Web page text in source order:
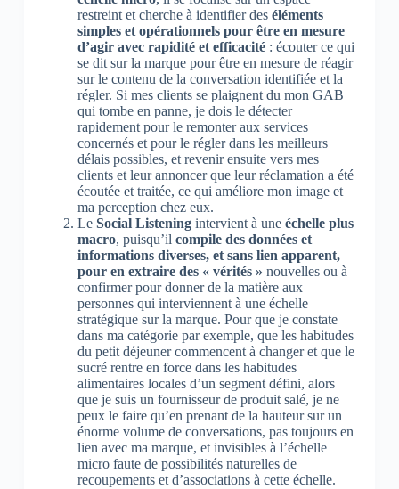
restreint et cherche à identifier des éléments
simples et opérationnels pour être en mesure
d’agir avec rapidité et efficacité: écouter ce qui
se dit sur la marque pour être en mesure de réagir
sur le contenu de la conversation identifiée et la
régler. Si mes clients se plaignent du mon GAB
qui tombe en panne, je dois le détecter
rapidement pour le remonter aux services
concernés et pour le régler dans les meilleurs
délais possibles, et revenir ensuite vers mes
clients et leur annoncer que leur réclamation a été
écoutée et traitée, ce qui améliore mon image et
ma perception chez eux.
Le Social Listeningintervient à une échelle plus
macro, puisqu’il compile des données et
informations diverses, et sans lien apparent,
pour en extraire des « vérités » nouvelles ou à
confirmer pour donner de la matière aux
personnes qui interviennent à une échelle
stratégique sur la marque. Pour que je constate
dans ma catégorie par exemple, que les habitudes
du petit déjeuner commencent à changer et que le
sucré rentre en force dans les habitudes
alimentaires locales d’un segment défini, alors
que je suis un fournisseur de produit salé, je ne
peux le faire qu’en prenant de la hauteur sur un
énorme volume de conversations, pas toujours en
lien avec ma marque, et invisibles à l’échelle
micro faute de possibilités naturelles de
recoupements et d’associations à cette échelle.